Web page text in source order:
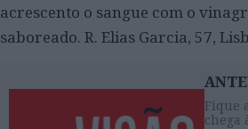
acrescento o sangue com o
saboreado. R. Elias Garcia, 57,
Fique
chega